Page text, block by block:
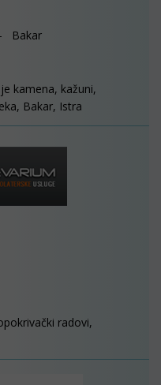
- Bakar
kamena, kažuni,
Bakar, Istra
radovi,